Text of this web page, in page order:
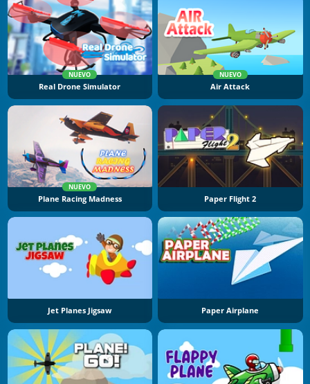
NUEVO
Real Drone Simulator
NUEVO
Air Attack
NUEVO
Plane Racing Madness Paper Flight 2
Jet Planes Jigsaw Paper Airplane